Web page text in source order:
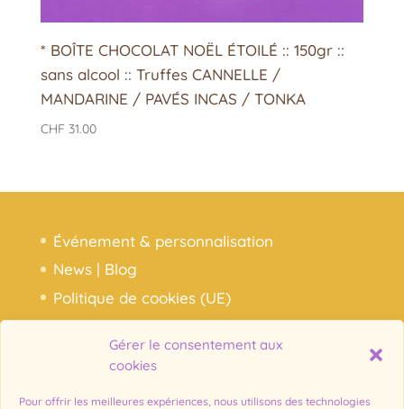
Gérer le consentement aux
cookies
Pour offrir les meilleures expériences, nous utilisons des technologies
* BOÎTE CHOCOLAT NOËL ÉTOILÉ :: 150gr ::
sans alcool :: Truffes CANNELLE /
MANDARINE / PAVÉS INCAS / TONKA
CHF 31.00
Événement & personnalisation
News | Blog
Politique de cookies (UE)
Notre histoire, nos chocolats